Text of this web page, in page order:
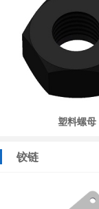
塑料螺母
铰链